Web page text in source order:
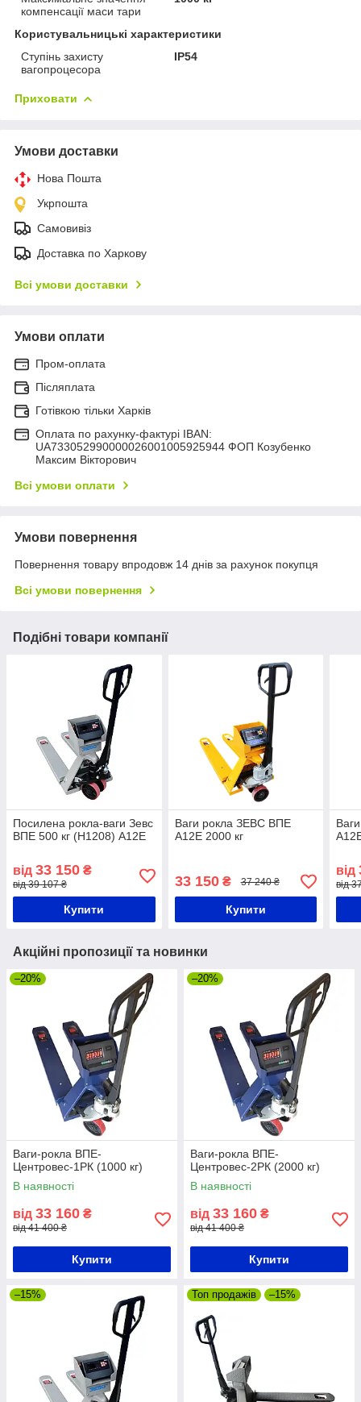
компенсації маси тари
Користувальницькі характеристики
Ступінь захисту
вагопроцесора
IP54
Приховати
Умови доставки
Нова Пошта
Укрпошта
Самовивіз
Доставка по Харкову
Всі умови доставки
Умови оплати
Пром-оплата
Післяплата
Готівкою тільки Харків
Оплата по рахунку-фактурі IBAN:
UA733052990000026001005925944 ФОП Козубенко
Максим Вікторович
Всі умови оплати
Умови повернення
Повернення товару впродовж 14 днів за рахунок покупця
Всі умови повернення
Подібні товари компанії
Посилена рокла-ваги Зевс
ВПЕ 500 кг (Н1208) А12Е
від 33 150 ₴
від 39 107 ₴
Купити
Ваги рокла ЗЕВС ВПЕ
А12Е 2000 кг
33 150₴ 37 240 ₴
Купити
від
від
Акційні пропозиції та новинки
–20%
Ваги-рокла ВПЕ-
Центровес-1РК (1000 кг)
В наявності
від 33 160 ₴
від 41 400 ₴
Купити
–20%
Ваги-рокла ВПЕ-
Центровес-2РК (2000 кг)
В наявності
від 33 160 ₴
від 41 400 ₴
Купити
–15% Топ продажів –15%